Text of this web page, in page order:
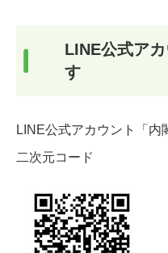
LINE公式ア
す
LINE公式アカウント「内
二次元コード